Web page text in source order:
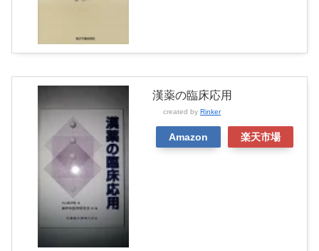
漢薬の臨床応用
created by Rinker
Amazon 楽天市場